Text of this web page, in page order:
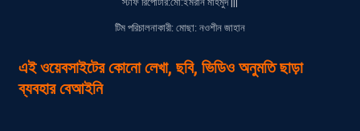
টিম পরিচালনাকারী: মোছা: নওশীন জাহান
এই ওয়েবসাইটের কোনো লেখা, ছবি, ভিডিও অনুমতি ছাড়া
ব্যবহার বেআইনি